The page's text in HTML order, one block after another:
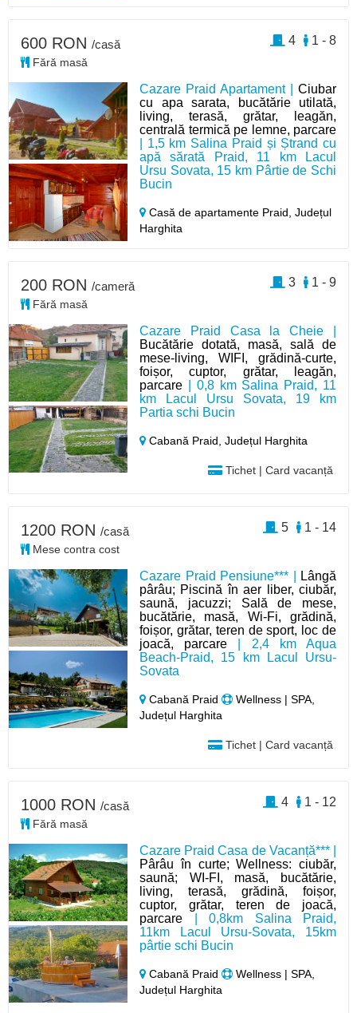
Cazare Praid Apartament | Ciubar
cu apa sarata, bucătărie utilată,
living, terasă, grătar, leagăn,
centrală termică pe lemne, parcare
| 1,5 km Salina Praid și Ștrand cu
apă sărată Praid, 11 km Lacul
Ursu Sovata, 15 km Pârtie de Schi
Bucin
Casă de apartamente Praid,Județul
Harghita
600 RON /casă
Fără masă
1 - 8
4
Cazare Praid Casa la Cheie |
Bucătărie dotată, masă, sală de
mese-living, WIFI, grădină-curte,
foișor, cuptor, grătar, leagăn,
parcare | 0,8 km Salina Praid, 11
km Lacul Ursu Sovata, 19 km
Partia schi Bucin
Cabană Praid,Județul Harghita
Tichet | Card vacanță
200 RON /cameră
Fără masă
1 - 9
3
Cazare Praid Pensiune*** |
Lângă
pârâu; Piscină în aer liber, ciubăr,
saună, jacuzzi; Sală de mese,
bucătărie, masă, Wi-Fi, grădină,
foișor, grătar, teren de sport, loc de
joacă, parcare | 2,4 km Aqua
Beach-Praid, 15 km Lacul Ursu-
Sovata
Cabană Praid
Wellness | SPA,
Județul Harghita
Tichet | Card vacanță
1200 RON /casă
Mese contra cost
1 - 14
5
Cazare Praid Casa de Vacanță*** |
Pârâu în curte; Wellness: ciubăr,
saună; WI-FI, masă, bucătărie,
living, terasă, grădină, foișor,
cuptor, grătar, teren de joacă,
parcare | 0,8km Salina Praid,
11km Lacul Ursu-Sovata, 15km
pârtie schi Bucin
Cabană Praid
Wellness | SPA,
Județul Harghita
1000 RON /casă
Fără masă
1 - 12
4